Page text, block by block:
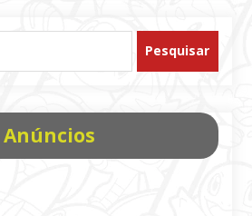
Anúncios